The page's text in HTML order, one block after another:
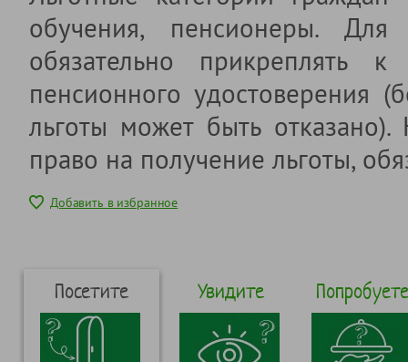
обучения, пенсионеры. Для
обязательно прикреплять
пенсионного удостоверения
льготы может быть
право на получение льготы,
Добавить в избранное
Посетите Увидите Попробуете